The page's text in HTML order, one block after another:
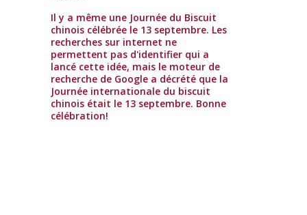
Il y a même une Journée du Biscuit
chinois célébrée le 13 septembre. Les
recherches sur internet ne
permettent pas d'identifier qui a
lancé cette idée, mais le moteur de
recherche de Google a décrété que la
Journée internationale du biscuit
chinois était le 13 septembre. Bonne
célébration!